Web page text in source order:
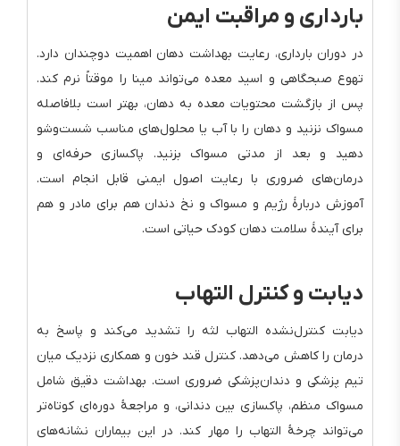
بارداری و مراقبت ایمن
در دوران بارداری، رعایت بهداشت دهان اهمیت دوچندان دارد.
تهوع صبحگاهی و اسید معده می‌تواند مینا را موقتاً نرم کند.
پس از بازگشت محتویات معده به دهان، بهتر است بلافاصله
مسواک نزنید و دهان را با آب یا محلول‌های مناسب شست‌وشو
دهید و بعد از مدتی مسواک بزنید. پاکسازی حرفه‌ای و
درمان‌های ضروری با رعایت اصول ایمنی قابل انجام است.
آموزش دربارهٔ رژیم و مسواک و نخ دندان هم برای مادر و هم
برای آیندهٔ سلامت دهان کودک حیاتی است.
دیابت و کنترل التهاب
دیابت کنترل‌نشده التهاب لثه را تشدید می‌کند و پاسخ به
درمان را کاهش می‌دهد. کنترل قند خون و همکاری نزدیک میان
تیم پزشکی و دندان‌پزشکی ضروری است. بهداشت دقیق شامل
مسواک منظم، پاکسازی بین دندانی، و مراجعهٔ دوره‌ای کوتاه‌تر
می‌تواند چرخهٔ التهاب را مهار کند. در این بیماران نشانه‌های